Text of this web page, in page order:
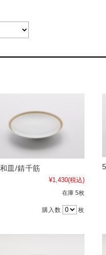
皿/錆千筋
¥1,430(税込)
在庫 5枚
購入数 枚